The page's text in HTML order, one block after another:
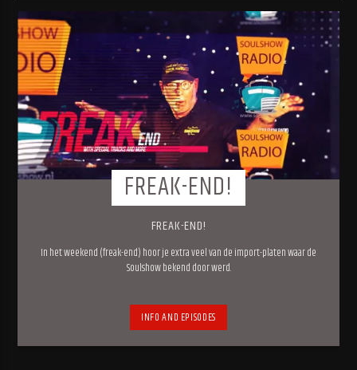
FREAK-END!
FREAK-END!
In het weekend (freak-end) hoor je extra veel van de import-platen waar de
Soulshow bekend door werd.
INFO AND EPISODES